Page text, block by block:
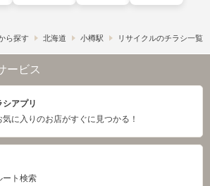
ら探す 北海道 小樽駅 リサイクルのチラシ一覧
ービス
シアプリ
に入りのお店がすぐに見つかる！
ート検索